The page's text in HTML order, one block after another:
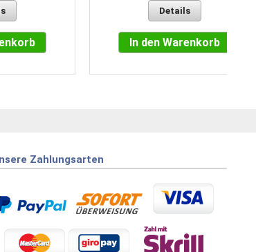
Details
In den Warenkorb
Zahlungsarten